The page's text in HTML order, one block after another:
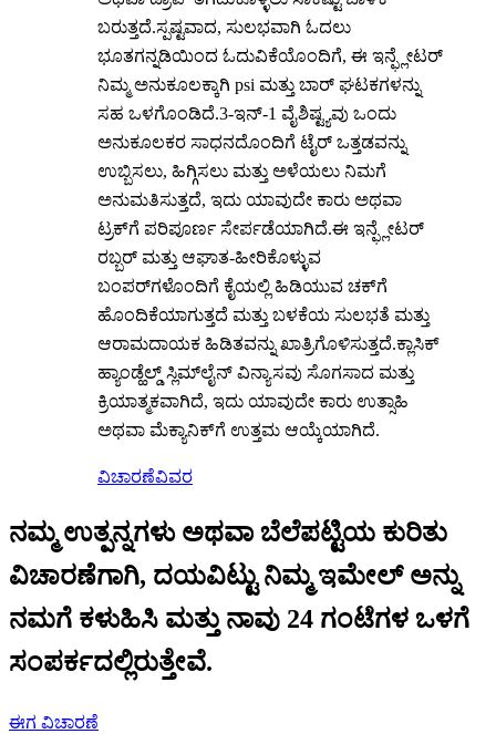
ಬರುತ್ತದೆ.ಸ್ಪಷ್ಟವಾದ, ಸುಲಭವಾಗಿ ಓದಲು
ಭೂತಗನ್ನಡಿಯಿಂದ ಓದುವಿಕೆಯೊಂದಿಗೆ, ಈ ಇನ್ಫ್ಲೇಟರ್
ನಿಮ್ಮ ಅನುಕೂಲಕ್ಕಾಗಿ psi ಮತ್ತು ಬಾರ್ ಘಟಕಗಳನ್ನು
ಸಹ ಒಳಗೊಂಡಿದೆ.3-ಇನ್-1 ವೈಶಿಷ್ಟ್ಯವು ಒಂದು
ಅನುಕೂಲಕರ ಸಾಧನದೊಂದಿಗೆ ಟೈರ್ ಒತ್ತಡವನ್ನು
ಉಬ್ಬಿಸಲು, ಹಿಗ್ಗಿಸಲು ಮತ್ತು ಅಳೆಯಲು ನಿಮಗೆ
ಅನುಮತಿಸುತ್ತದೆ, ಇದು ಯಾವುದೇ ಕಾರು ಅಥವಾ
ಟ್ರಕ್‌ಗೆ ಪರಿಪೂರ್ಣ ಸೇರ್ಪಡೆಯಾಗಿದೆ.ಈ ಇನ್ಫ್ಲೇಟರ್
ರಬ್ಬರ್ ಮತ್ತು ಆಘಾತ-ಹೀರಿಕೊಳ್ಳುವ
ಬಂಪರ್‌ಗಳೊಂದಿಗೆ ಕೈಯಲ್ಲಿ ಹಿಡಿಯುವ ಚಕ್‌ಗೆ
ಹೊಂದಿಕೆಯಾಗುತ್ತದೆ ಮತ್ತು ಬಳಕೆಯ ಸುಲಭತೆ ಮತ್ತು
ಆರಾಮದಾಯಕ ಹಿಡಿತವನ್ನು ಖಾತ್ರಿಗೊಳಿಸುತ್ತದೆ.ಕ್ಲಾಸಿಕ್
ಹ್ಯಾಂಡ್ಹೆಲ್ಡ್ ಸ್ಲಿಮ್‌ಲೈನ್ ವಿನ್ಯಾಸವು ಸೊಗಸಾದ ಮತ್ತು
ಕ್ರಿಯಾತ್ಮಕವಾಗಿದೆ, ಇದು ಯಾವುದೇ ಕಾರು ಉತ್ಸಾಹಿ
ಅಥವಾ ಮೆಕ್ಯಾನಿಕ್‌ಗೆ ಉತ್ತಮ ಆಯ್ಕೆಯಾಗಿದೆ.
ವಿಚಾರಣೆವಿವರ
ನಮ್ಮ ಉತ್ಪನ್ನಗಳು ಅಥವಾ ಬೆಲೆಪಟ್ಟಿಯ ಕುರಿತು
ವಿಚಾರಣೆಗಾಗಿ, ದಯವಿಟ್ಟು ನಿಮ್ಮ ಇಮೇಲ್ ಅನ್ನು
ನಮಗೆ ಕಳುಹಿಸಿ ಮತ್ತು ನಾವು 24 ಗಂಟೆಗಳ ಒಳಗೆ
ಸಂಪರ್ಕದಲ್ಲಿರುತ್ತೇವೆ.
ಈಗ ವಿಚಾರಣೆ